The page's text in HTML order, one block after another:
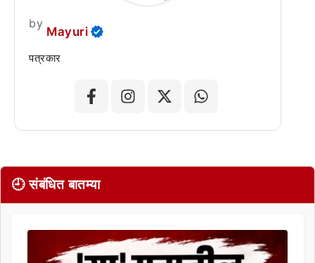
by
Mayuri
पत्रकार
🕘 संबंधित बातम्या